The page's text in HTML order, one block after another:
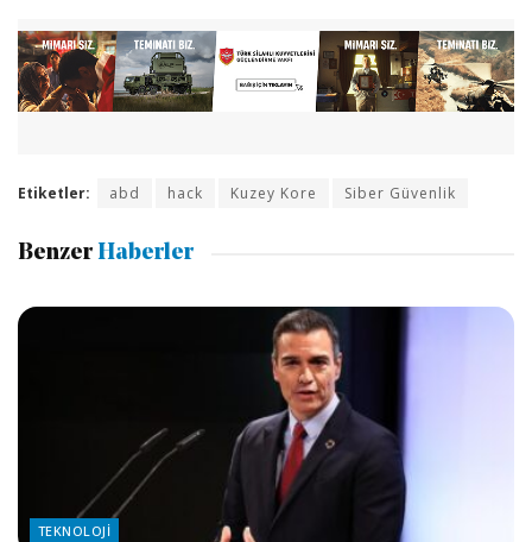
Etiketler: abd hack Kuzey Kore Siber Güvenlik
Benzer Haberler
TEKNOLOJI